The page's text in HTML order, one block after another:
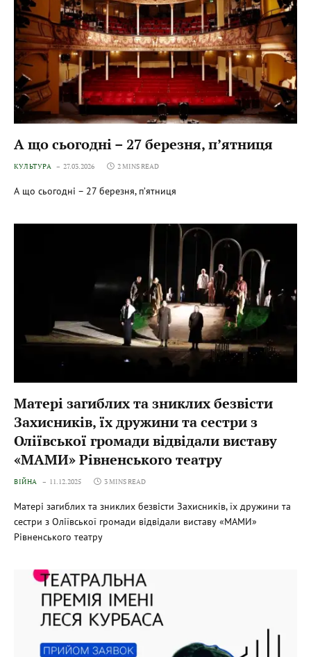
А що сьогодні – 27 березня, пʼятниця
КУЛЬТУРА 27.03.2026 2 MINS READ
А що сьогодні – 27 березня, пʼятниця
Матері загиблих та зниклих безвісти
Захисників, їх дружини та сестри з
Оліївської громади відвідали виставу
«МАМИ‌» Рівненського театру
ВІЙНА 11.12.2025 3 MINS READ
Матері загиблих та зниклих безвісти Захисників, їх дружини та
сестри з Оліївської громади відвідали виставу «МАМИ»
Рівненського театру